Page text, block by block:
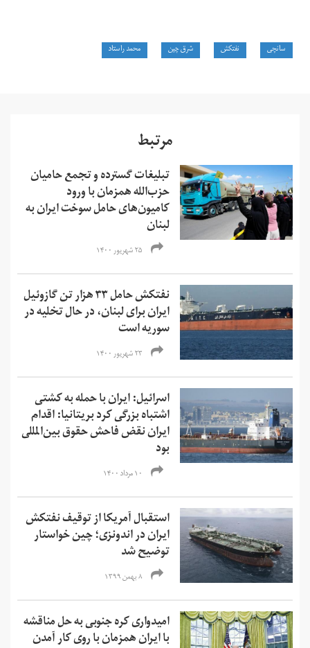
سانچی نفتکش شرق چین محمد راستاد
مرتبط
تبلیغات گسترده و تجمع حامیان
حزب‌الله همزمان با ورود
کامیون‌های حامل سوخت ایران به
لبنان
۲۵ شهریور ۱۴۰۰
نفتکش حامل ۳۳ هزار تن گازوئیل
ایران برای لبنان، در حال تخلیه در
سوریه است
۲۳ شهریور ۱۴۰۰
اسرائیل: ایران با حمله به کشتی
اشتباه بزرگی کرد بریتانیا: اقدام
ایران نقض فاحش حقوق بین‌المللی
بود
۱۰ مرداد ۱۴۰۰
استقبال آمریکا از توقیف نفتکش
ایران در اندونزی؛ چین خواستار
توضیح شد
۸ بهمن ۱۳۹۹
امیدواری کره جنوبی به حل مناقشه
با ایران همزمان با روی کار آمدن